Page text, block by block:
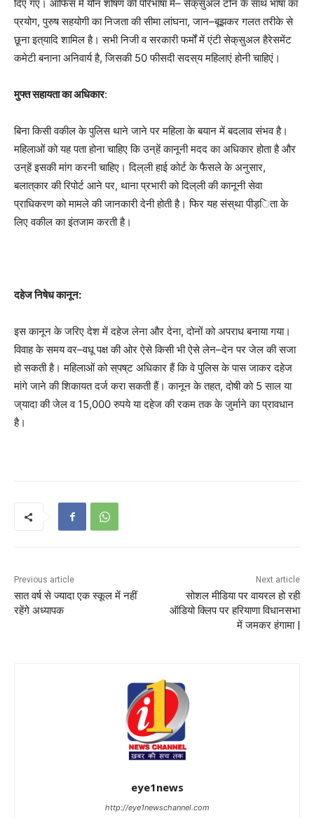
दिए गए। ऑफिस में यौन शोषण की परिभाषा में–सेक्सुअल टोन के साथ भाषा का
प्रयोग,पुरुष सहयोगी का निजता की सीमा लांघना,जान–बूझकर गलत तरीके से
छूना इत्यादि शामिल है। सभी निजी व सरकारी फर्मों में एंटी सेक्सुअल हैरेसमेंट
कमेटी बनाना अनिवार्य है,जिसकी50फीसदी सदस्य महिलाएं होनी चाहिएं।
मुफ्तसहायताकाअधिकार:
बिना किसी वकील के पुलिस थाने जाने पर महिला के बयान में बदलाव संभव है।
महिलाओं को यह पता होना चाहिए कि उन्हें कानूनी मदद का अधिकार होता है और
उन्हें इसकी मांग करनी चाहिए। दिल्ली हाई कोर्ट के फैसले के अनुसार,
बलात्कार की रिपोर्ट आने पर, थाना प्रभारी को दिल्ली की कानूनी सेवा
प्राधिकरण को मामले की जानकारी देनी होती है। फिर यह संस्था पीड़िता के
लिए वकील का इंतजाम करती है।
दहेजनिषेधकानून:
इस कानून के जरिए देश में दहेज लेना और देना,दोनों को अपराध बनाया गया।
विवाह के समय वर–वधू पक्ष की ओर ऐसे किसी भी ऐसे लेन–देन पर जेल की सजा
हो सकती है। महिलाओं को स्पष्ट अधिकार हैं कि वे पुलिस के पास जाकर दहेज
मांगे जाने की शिकायत दर्ज करा सकती हैं। कानून के तहत,दोषी को5साल या
ज्यादा की जेल व15,000रुपये या दहेज की रकम तक के जुर्माने का प्रावधान
है।
Previous article
सात वर्ष से ज्यादा एक स्‍कूल में नहीं
रहेंगे अध्यापक
Next article
सोशल मीडिया पर वायरल हो रही
ऑडियो क्लिप पर हरियाणा विधानसभा
में जमकर हंगामा |
eye1news
http://eye1newschannel.com